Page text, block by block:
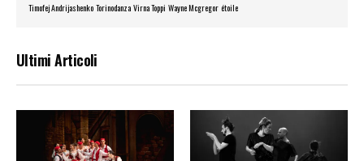
Timofej Andrijashenko Torinodanza Virna Toppi Wayne Mcgregor étoile
Ultimi Articoli